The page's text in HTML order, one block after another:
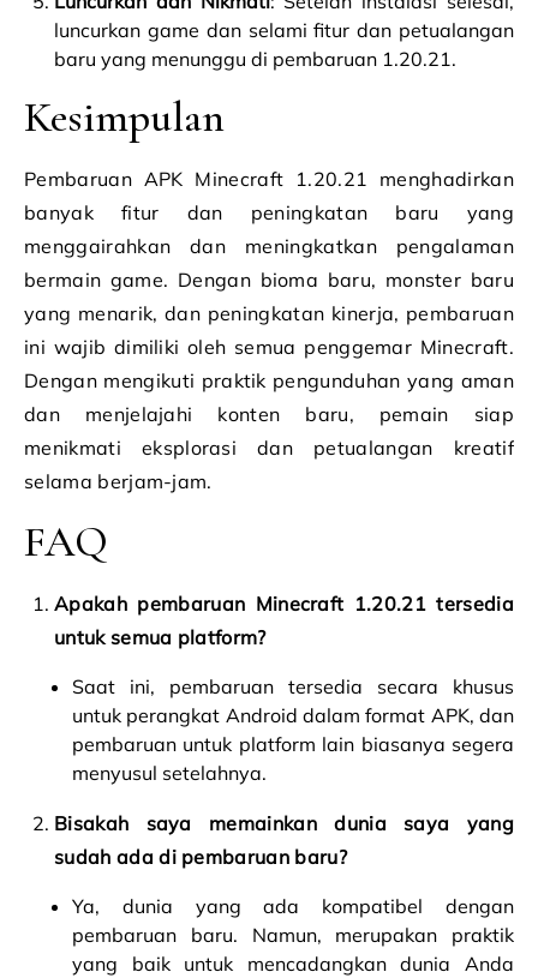
luncurkan game dan selami fitur dan petualangan
baru yang menunggu di pembaruan 1.20.21.
Kesimpulan
Pembaruan APK Minecraft 1.20.21 menghadirkan
banyak fitur dan peningkatan baru yang
menggairahkan dan meningkatkan pengalaman
bermain game. Dengan bioma baru, monster baru
yang menarik, dan peningkatan kinerja, pembaruan
ini wajib dimiliki oleh semua penggemar Minecraft.
Dengan mengikuti praktik pengunduhan yang aman
dan menjelajahi konten baru, pemain siap
menikmati eksplorasi dan petualangan kreatif
selama berjam-jam.
FAQ
Apakah pembaruan Minecraft 1.20.21 tersedia
untuk semua platform?
Saat ini, pembaruan tersedia secara khusus
untuk perangkat Android dalam format APK, dan
pembaruan untuk platform lain biasanya segera
menyusul setelahnya.
Bisakah saya memainkan dunia saya yang
sudah ada di pembaruan baru?
Ya, dunia yang ada kompatibel dengan
pembaruan baru. Namun, merupakan praktik
yang baik untuk mencadangkan dunia Anda